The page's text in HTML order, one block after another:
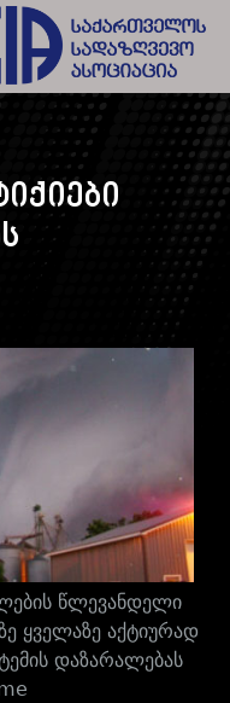
წლევანდელი
ყველაზე აქტიურად
დაზარალებას